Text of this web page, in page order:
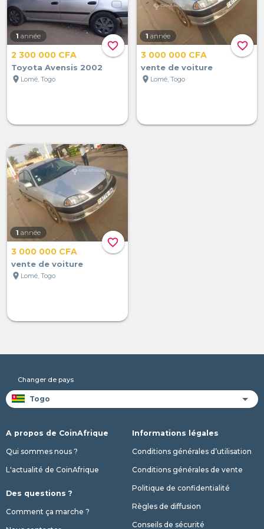
favorite_border
1 année
2 300 000 CFA
Toyota Avensis 2002
location_on Lomé, Togo
favorite_border
1 année
3 000 000 CFA
vente de voiture
location_on Lomé, Togo
favorite_border
1 année
3 000 000 CFA
vente de voiture
location_on Lomé, Togo
Changer de pays
A propos de CoinAfrique
Qui sommes nous ?
L'actualité de CoinAfrique
Des questions ?
Comment ça marche ?
Informations légales
Conditions générales d’utilisation
Conditions générales de vente
Politique de confidentialité
Règles de diffusion
Conseils de sécurité